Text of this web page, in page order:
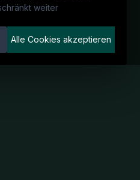
weiter
Alle Cookies akzeptieren